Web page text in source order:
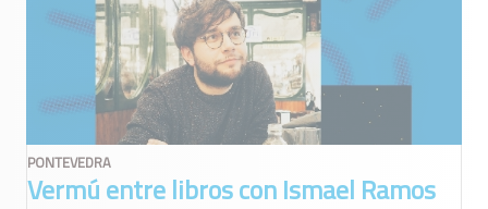
PONTEVEDRA
Vermú entre libros con Ismael Ramos